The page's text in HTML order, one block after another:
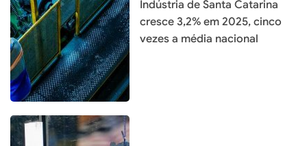
Indústria de Santa Catarina
cresce 3,2% em 2025, cinco
vezes a média nacional